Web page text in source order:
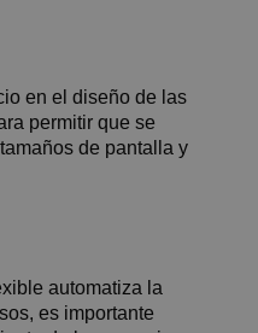
en el diseño de las
permitir que se
de pantalla y
automatiza la
es importante